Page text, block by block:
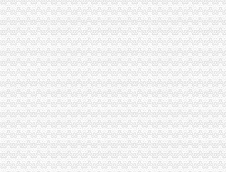
仁和会计司门口工商代理0司门口公司注册0司门口代账-湖北武汉会计
【图】渝中区两路文化公司注册工商代办代账会计真账实操_重庆
【吉安二手物品交易_吉安二手交易网_江西吉安二手交易市场】-【7】
蜀山区黄岳路口附近注册公司代账兼职整理旧帐账找龙圣琴-会计/审
滨湖河埒口代账报税提供挂靠地址注册公司财税咨询-无锡58同城
专业代账税务代理公司注册电子口岸-青青岛社区
【重庆交通银行】交通银行重庆两路口_电话_地址_地图-卡盟网
公司做外贸出口的,已经申请下了出口退税权,汉口的仁和会计代账公
大坪代账公司
【大坪会计服务|大坪会计师事务所】-今题大坪会计网
【工商网上报税系统】_重庆列表网
【重庆渝北区会计代理记账代办公司,价比选亿源财税】价
大坪一半微企在做手机生意_网易新闻
重庆办理营业执照代账税务代理公司注册可提供地址-直辖市重庆专利
重庆帅博工商_代办分公司注册_分公司注销_代理记账_重庆进出口许
重庆市观音桥公司注册,代理记账【今日推荐网-重庆工商/税务/财务】